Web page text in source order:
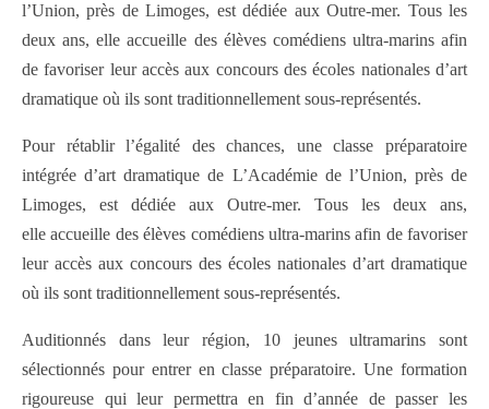
l’Union, près de Limoges, est dédiée aux Outre-mer. Tous les
deux ans, elle accueille des élèves comédiens ultra-marins afin
de favoriser leur accès aux concours des écoles nationales d’art
dramatique où ils sont traditionnellement sous-représentés.
Pour rétablir l’égalité des chances, une classe préparatoire
intégrée d’art dramatique de L’Académie de l’Union, près de
Limoges, est dédiée aux Outre-mer. Tous les deux ans,
elle accueille des élèves comédiens ultra-marins afin de favoriser
leur accès aux concours des écoles nationales d’art dramatique
où ils sont traditionnellement sous-représentés.
Auditionnés dans leur région, 10 jeunes ultramarins sont
sélectionnés pour entrer en classe préparatoire. Une formation
rigoureuse qui leur permettra en fin d’année de passer les